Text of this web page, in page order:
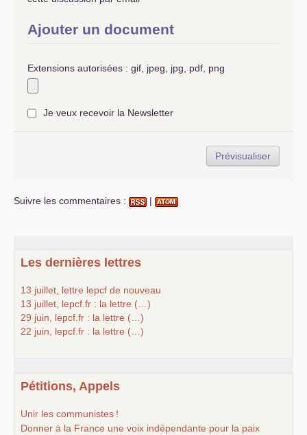
Ajouter un document
Extensions autorisées : gif, jpeg, jpg, pdf, png
Je veux recevoir la Newsletter
Suivre les commentaires : |
Les dernières lettres
13 juillet, lettre lepcf de nouveau
13 juillet, lepcf.fr : la lettre (…)
29 juin, lepcf.fr : la lettre (…)
22 juin, lepcf.fr : la lettre (…)
Pétitions, Appels
Unir les communistes !
Donner à la France une voix indépendante pour la paix